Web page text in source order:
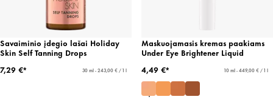
Savaiminio įdegio lašai Holiday
Skin Self Tanning Drops
7,29 €*
30 ml - 243,00 € / 1 l
Maskuojamasis kremas paakiams
Under Eye Brightener Liquid
4,49 €*
10 ml - 449,00 € / 1 l